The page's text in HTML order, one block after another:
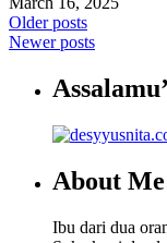
Older posts
Newer posts
About Me
Ibu dari dua